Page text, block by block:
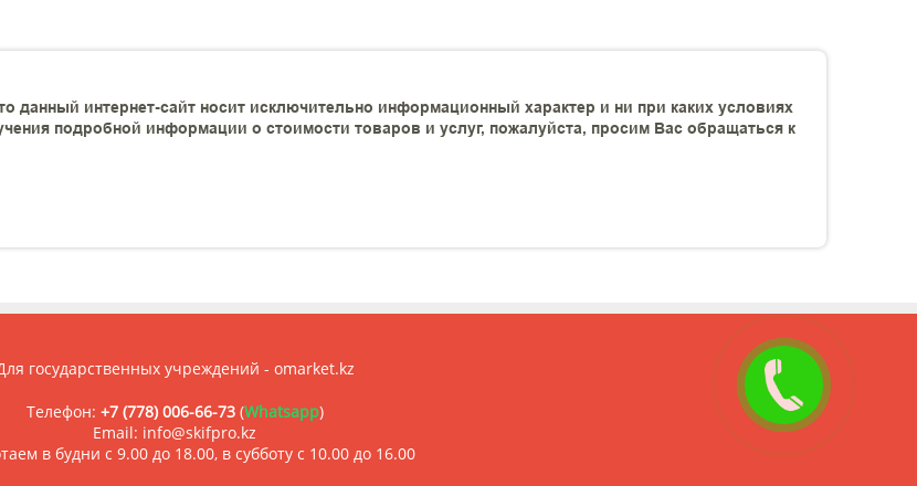
данный интернет-сайт носит исключительно информационный характер и ни при каких условиях
подробной информации о стоимости товаров и услуг, пожалуйста, просим Вас обращаться к
государственных учреждений - omarket.kz
Телефон: +7 (778) 006-66-73(Whatsapp)
Email: info@skifpro.kz
в будни с 9.00 до 18.00, в субботу с 10.00 до 16.00